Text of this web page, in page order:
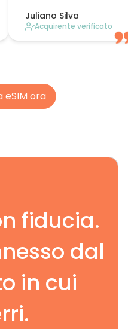
Juliano Silva
Acquirente verificato
eSIM ora
fiducia.
dal
in cui